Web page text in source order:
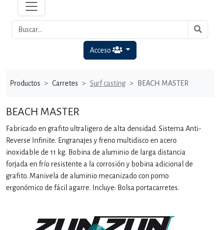
Acceso
Productos Carretes Surf casting BEACH MASTER
BEACH MASTER
Fabricado en grafito ultraligero de alta densidad. Sistema Anti-
Reverse Infinite. Engranajes y freno multidisco en acero
inoxidable de 11 kg. Bobina de aluminio de larga distancia
forjada en frío resistente a la corrosión y bobina adicional de
grafito. Manivela de aluminio mecanizado con pomo
ergonómico de fácil agarre. Incluye: Bolsa portacarretes.